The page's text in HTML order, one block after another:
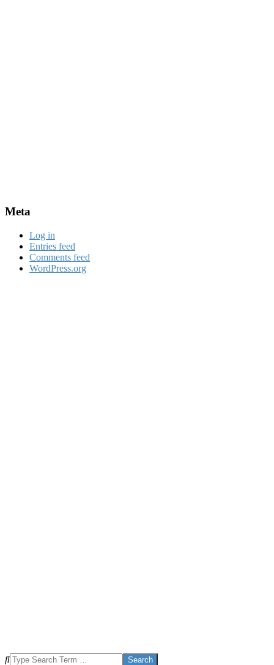
Meta
Log in
Entries feed
Comments feed
WordPress.org
Search